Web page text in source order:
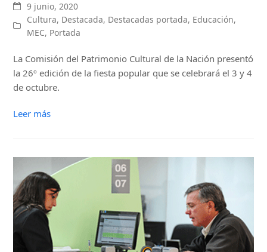
9 junio, 2020
Cultura, Destacada, Destacadas portada, Educación,
MEC, Portada
La Comisión del Patrimonio Cultural de la Nación presentó
la 26º edición de la fiesta popular que se celebrará el 3 y 4
de octubre.
Leer más